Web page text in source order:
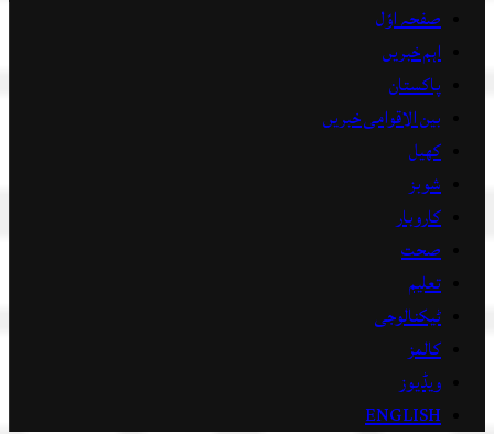
صفحہ اوّل
اہم خبریں
پاکستان
بین الاقوامی خبریں
کھیل
شوبز
کاروبار
صحت
تعلیم
ٹیکنالوجی
کالمز
ویڈیوز
ENGLISH